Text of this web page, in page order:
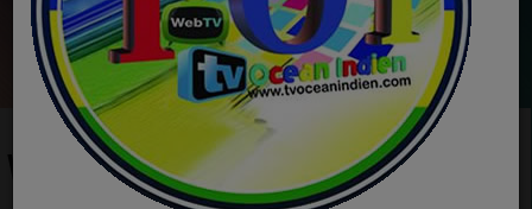
CHHATRI NA KHOL
Ecoutez maintenant
VIDÉOS